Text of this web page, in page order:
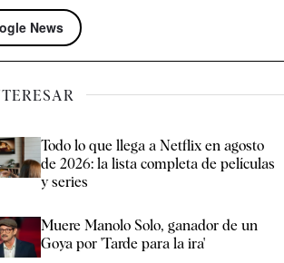
News
Todo lo que llega a Netflix en agosto
de 2026: la lista completa de películas
y series
Muere Manolo Solo, ganador de un
Goya por 'Tarde para la ira'